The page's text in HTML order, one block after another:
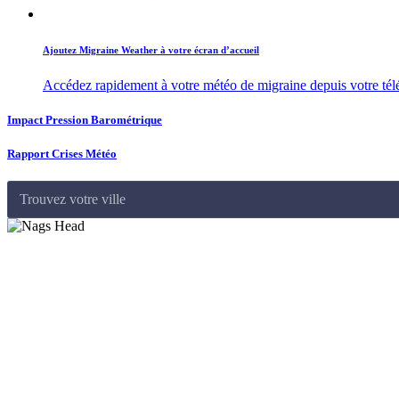
Ajoutez Migraine Weather à votre écran d’accueil
Accédez rapidement à votre météo de migraine depuis votre
Impact Pression Barométrique
Rapport Crises Météo
Trouvez votre ville